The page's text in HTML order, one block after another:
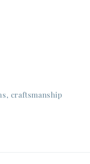
craftsmanship